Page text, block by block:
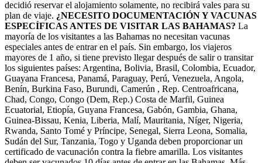
decidió reservar el alojamiento solamente, no recibirá vales para su
plan de viaje. ¿NECESITO DOCUMENTACIÓN Y VACUNAS
ESPECÍFICAS ANTES DE VISITAR LAS BAHAMAS? La
mayoría de los visitantes a las Bahamas no necesitan vacunas
especiales antes de entrar en el país. Sin embargo, los viajeros
mayores de 1 año, si tiene previsto llegar después de salir o transitar
los siguientes países: Argentina, Bolivia, Brasil, Colombia, Ecuador,
Guayana Francesa, Panamá, Paraguay, Perú, Venezuela, Angola,
Benín, Burkina Faso, Burundi, Camerún , Rep. Centroafricana,
Chad, Congo, Congo (Dem, Rep.) Costa de Marfil, Guinea
Ecuatorial, Etiopía, Guyana Francesa, Gabón, Gambia, Ghana,
Guinea-Bissau, Kenia, Liberia, Malí, Mauritania, Níger, Nigeria,
Rwanda, Santo Tomé y Príncipe, Senegal, Sierra Leona, Somalia,
Sudán del Sur, Tanzania, Togo y Uganda deben proporcionar un
certificado de vacunación contra la fiebre amarilla. Los visitantes